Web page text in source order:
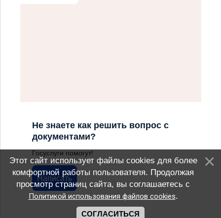
Не знаете как решить вопрос с
документами?
Госуслуги помогут!
Написать
Этот сайт использует файлы cookies для более
комфортной работы пользователя. Продолжая
просмотр страниц сайта, вы соглашаетесь с
Политикой использования файлов cookies.
СОГЛАСИТЬСЯ